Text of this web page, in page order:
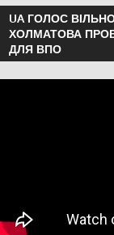
UA ГОЛОС
ХОЛМАТОВА
ДЛЯ ВПО